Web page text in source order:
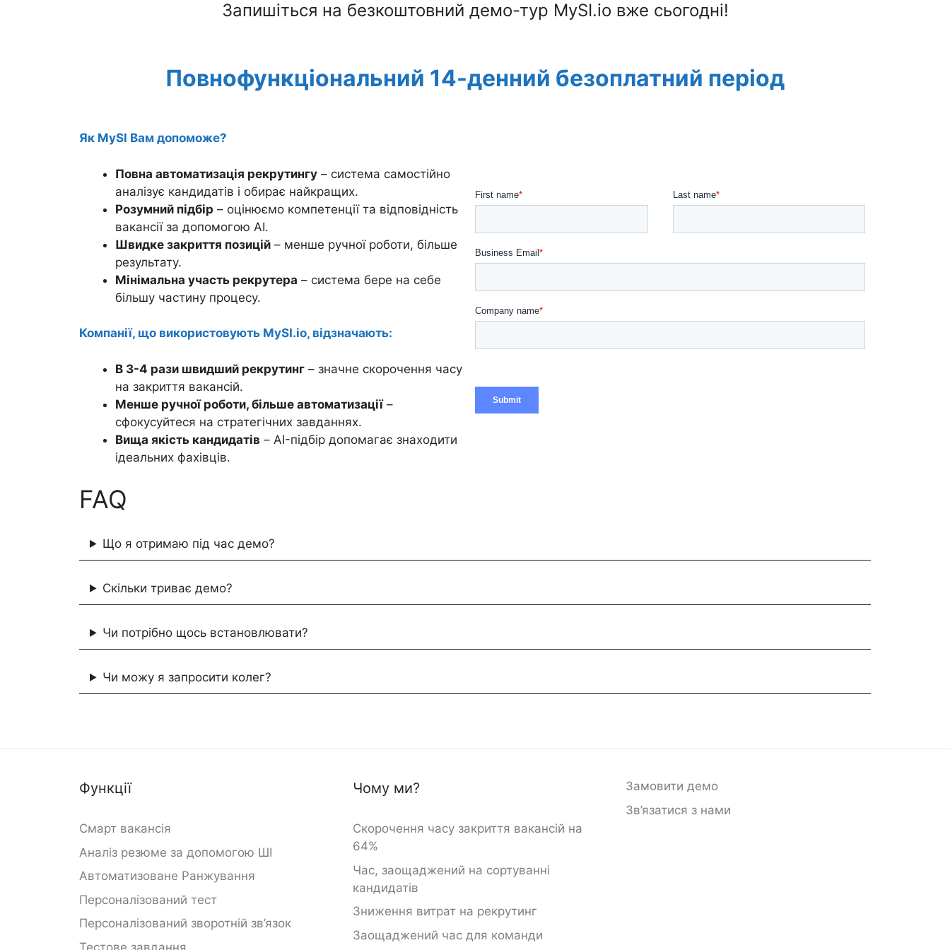
Запишіться на безкоштовний демо-тур MySI.io вже сьогодні!
Повнофункціональний 14-денний безоплатний період
Як MySI Вам допоможе?
Повна автоматизація рекрутингу – система самостійно
аналізує кандидатів і обирає найкращих.
Розумний підбір – оцінюємо компетенції та відповідність
вакансії за допомогою AI.
Швидке закриття позицій – менше ручної роботи, більше
результату.
Мінімальна участь рекрутера – система бере на себе
більшу частину процесу.
Компанії, що використовують MySI.io, відзначають:
В 3-4 рази швидший рекрутинг – значне скорочення часу
на закриття вакансій.
Менше ручної роботи, більше автоматизації–
сфокусуйтеся на стратегічних завданнях.
Вища якість кандидатів – AI-підбір допомагає знаходити
ідеальних фахівців.
FAQ
Що я отримаю під час демо?
Скільки триває демо?
Чи потрібно щось встановлювати?
Чи можу я запросити колег?
Функції
Смарт вакансія
Аналіз резюме за допомогою ШІ
Автоматизоване Ранжування
Персоналізований тест
Персоналізований зворотній зв’язок
Тестове завдання
Чому ми?
Скорочення часу закриття вакансій на
64%
Час, заощаджений на сортуванні
кандидатів
Зниження витрат на рекрутинг
Заощаджений час для команди
Замовити демо
Зв’язатися з нами